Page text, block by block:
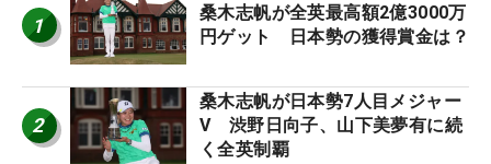
1
桑木志帆が全英最高額2億3000万
円ゲット 日本勢の獲得賞金は？
2
桑木志帆が日本勢7人目メジャー
V 渋野日向子、山下美夢有に続
く全英制覇